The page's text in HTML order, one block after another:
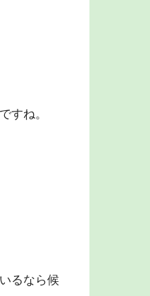
すね。
るなら候